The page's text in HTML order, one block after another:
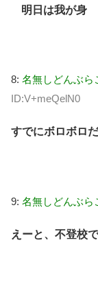
明日は我が身
8: 名無しどんぶら
ID:V+meQelN0
すでにボロボロ
9: 名無しどんぶら
えーと、不登校